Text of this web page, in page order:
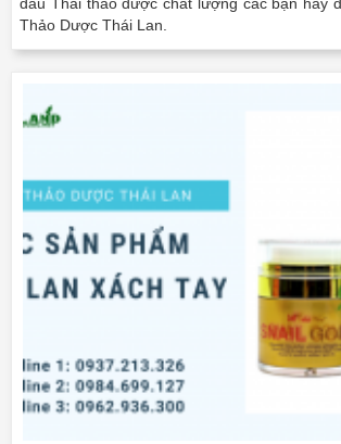
Thảo Dược Thái Lan.